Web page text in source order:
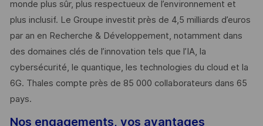
monde plus sûr, plus respectueux de l’environnement et
plus inclusif. Le Groupe investit près de 4,5 milliards d’euros
par an en Recherche & Développement, notamment dans
des domaines clés de l’innovation tels que l’IA, la
cybersécurité, le quantique, les technologies du cloud et la
6G. Thales compte près de 85 000 collaborateurs dans 65
pays. ​
Nos engagements, vos avantages